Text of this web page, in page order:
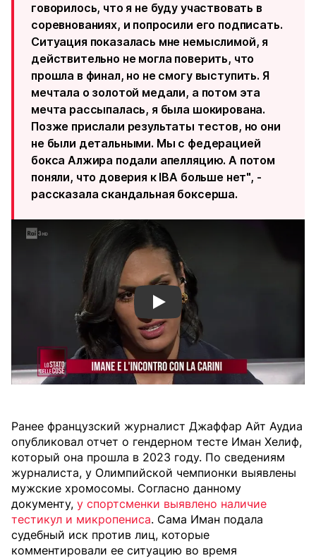
говорилось, что я не буду участвовать в
соревнованиях, и попросили его подписать.
Ситуация показалась мне немыслимой, я
действительно не могла поверить, что
прошла в финал, но не смогу выступить. Я
мечтала о золотой медали, а потом эта
мечта рассыпалась, я была шокирована.
Позже прислали результаты тестов, но они
не были детальными. Мы с федерацией
бокса Алжира подали апелляцию. А потом
поняли, что доверия к IBA больше нет", -
рассказала скандальная боксерша.
Смотреть видео YouTube
Ранее французский журналист Джаффар Айт Аудиа
опубликовал отчет о гендерном тесте Иман Хелиф,
который она прошла в 2023 году. По сведениям
журналиста, у Олимпийской чемпионки выявлены
мужские хромосомы. Согласно данному
документу, у спортсменки выявлено наличие
тестикул и микропениса. Сама Иман подала
судебный иск против лиц, которые
комментировали ее ситуацию во время